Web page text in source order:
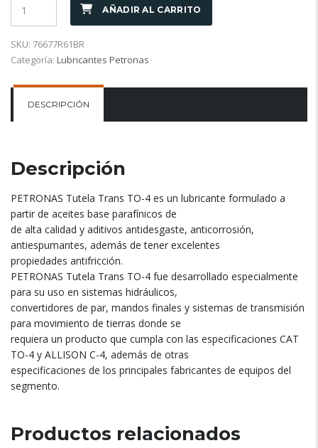
AÑADIR AL CARRITO
SKU: 76677R61BR
Categoría: Lubricantes Petronas
DESCRIPCIÓN
Descripción
PETRONAS Tutela Trans TO-4 es un lubricante formulado a
partir de aceites base parafínicos de
de alta calidad y aditivos antidesgaste, anticorrosión,
antiespumantes, además de tener excelentes
propiedades antifricción.
PETRONAS Tutela Trans TO-4 fue desarrollado especialmente
para su uso en sistemas hidráulicos,
convertidores de par, mandos finales y sistemas de transmisión
para movimiento de tierras donde se
requiera un producto que cumpla con las especificaciones CAT
TO-4 y ALLISON C-4, además de otras
especificaciones de los principales fabricantes de equipos del
segmento.
Productos relacionados